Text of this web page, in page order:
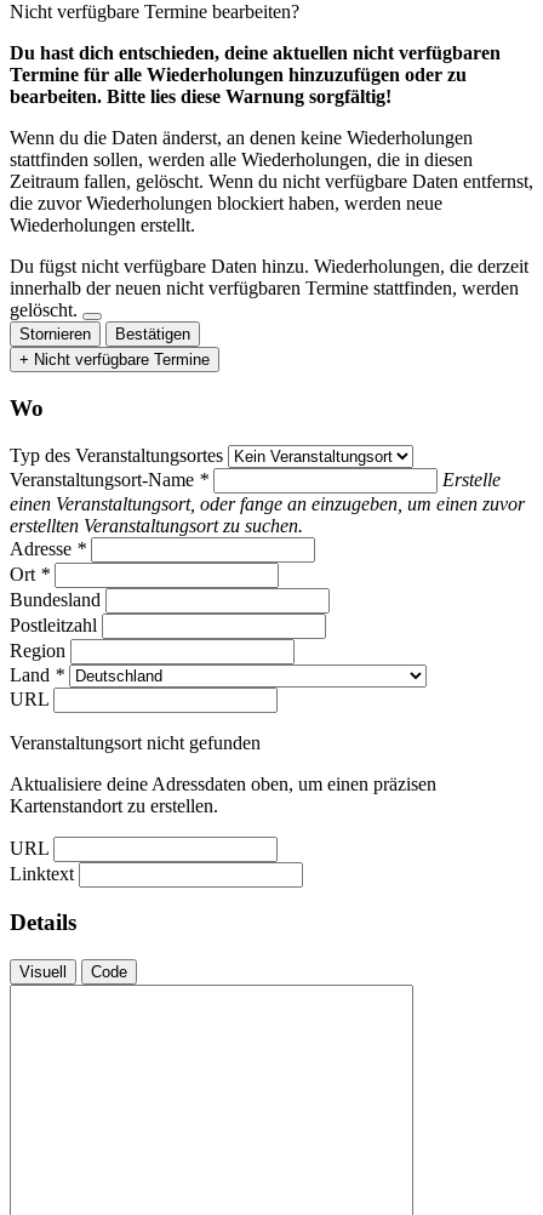
Nicht verfügbare Termine bearbeiten?
Du hast dich entschieden, deine aktuellen nicht verfügbaren
Termine für alle Wiederholungen hinzuzufügen oder zu
bearbeiten. Bitte lies diese Warnung sorgfältig!
Wenn du die Daten änderst, an denen keine Wiederholungen
stattfinden sollen, werden alle Wiederholungen, die in diesen
Zeitraum fallen, gelöscht. Wenn du nicht verfügbare Daten entfernst,
die zuvor Wiederholungen blockiert haben, werden neue
Wiederholungen erstellt.
Du fügst nicht verfügbare Daten hinzu. Wiederholungen, die derzeit
innerhalb der neuen nicht verfügbaren Termine stattfinden, werden
gelöscht.
Stornieren
Bestätigen
+ Nicht verfügbare Termine
Wo
Typ des Veranstaltungsortes
Veranstaltungsort-Name *
Erstelle
einen Veranstaltungsort, oder fange an einzugeben, um einen zuvor
erstellten Veranstaltungsort zu suchen.
Adresse *
Ort *
Bundesland
Postleitzahl
Region
Land *
URL
Veranstaltungsort nicht gefunden
Aktualisiere deine Adressdaten oben, um einen präzisen
Kartenstandort zu erstellen.
URL
Linktext
Details
Visuell Code